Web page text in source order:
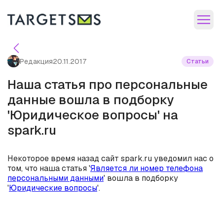
Редакция20.11.2017 Статьи
Наша статья про персональные
данные вошла в подборку
'Юридическое вопросы' на
spark.ru
Некоторое время назад сайт spark.ru уведомил нас о
том, что наша статья 'Является ли номер телефона
персональными данными' вошла в подборку
'Юридические вопросы'.